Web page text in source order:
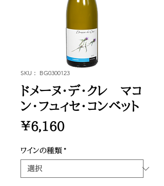
SKU： BG0300123
ドメーヌ・デ・クレ マコ
ン・フュィセ・コンベット
￥6,160価
ワインの種類 *